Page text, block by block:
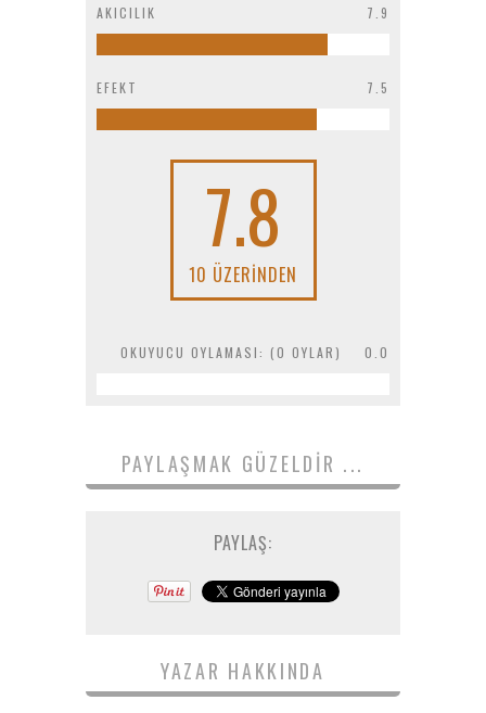
AKICILIK 7.9
EFEKT 7.5
7.8
10 ÜZERINDEN
OKUYUCU OYLAMASI: (0 OYLAR) 0.0
PAYLAŞMAK GÜZELDIR ...
PAYLAŞ:
YAZAR HAKKINDA